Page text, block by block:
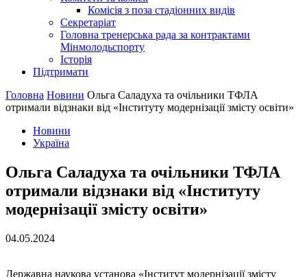
Комісія з поза стадіонних видів
Секретаріат
Головна тренерська рада за контрактами
Мінмолодьспорту
Історія
Підтримати
Головна Новини Ольга Саладуха та очільники ТФЛА
отримали відзнаки від «Інституту модернізації змісту освіти»
Новини
Україна
Ольга Саладуха та очільники ТФЛА
отримали відзнаки від «Інституту
модернізації змісту освіти»
04.05.2024
Державна наукова установа «Інститут модернізації змісту